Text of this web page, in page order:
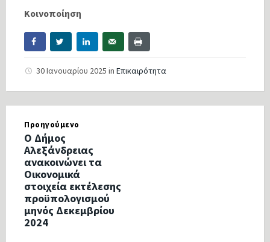
Κοινοποίηση
30 Ιανουαρίου 2025 in Επικαιρότητα
Προηγούμενο
Ο Δήμος
Αλεξάνδρειας
ανακοινώνει τα
Οικονομικά
στοιχεία εκτέλεσης
προϋπολογισμού
μηνός Δεκεμβρίου
2024